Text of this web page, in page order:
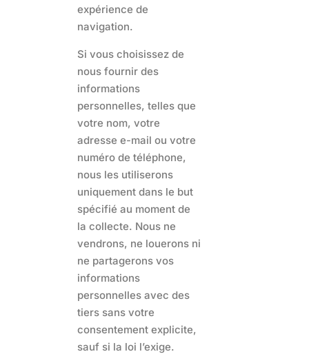
expérience de
navigation.
Si vous choisissez de
nous fournir des
informations
personnelles, telles que
votre nom, votre
adresse e-mail ou votre
numéro de téléphone,
nous les utiliserons
uniquement dans le but
spécifié au moment de
la collecte. Nous ne
vendrons, ne louerons ni
ne partagerons vos
informations
personnelles avec des
tiers sans votre
consentement explicite,
sauf si la loi l’exige.